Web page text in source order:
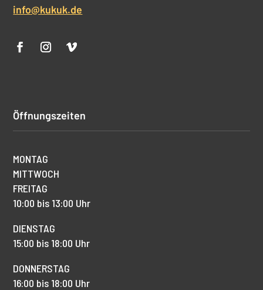
info@kukuk.de
Öffnungszeiten
MONTAG
MITTWOCH
FREITAG
10:00 bis 13:00 Uhr
DIENSTAG
15:00 bis 18:00 Uhr
DONNERSTAG
16:00 bis 18:00 Uhr